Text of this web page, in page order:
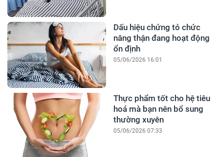
Dấu hiệu chứng tỏ chức
năng thận đang hoạt động
ổn định
05/06/2026 16:01
Thực phẩm tốt cho hệ tiêu
hoá mà bạn nên bổ sung
thường xuyên
05/06/2026 07:33